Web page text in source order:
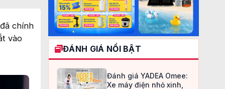
chính
vào
ĐÁNH GIÁ NỔI BẬT
Đánh giá YADEA Omee:
Xe máy điện nhỏ xinh,